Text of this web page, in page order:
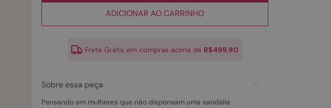
ADICIONAR AO CARRINHO
Frete Grátis em compras acima de R$499,90
Sobre essa peça
Pensando em mulheres que não dispensam uma sandália